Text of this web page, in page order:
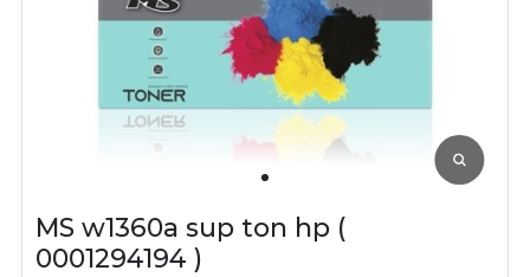
MS w1360a sup ton hp (
0001294194 )